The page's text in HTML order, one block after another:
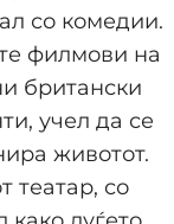
со комедии.
филмови на
британски
учел да се
животот.
театар, со